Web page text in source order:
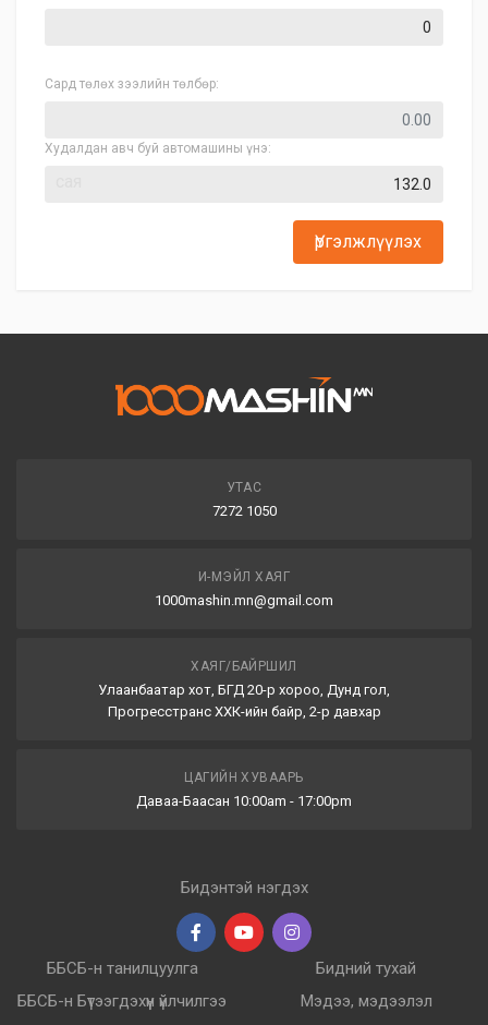
Сард төлөх зээлийн төлбөр:
Худалдан авч буй автомашины үнэ:
Үргэлжлүүлэх
УТАС
7272 1050
И-МЭЙЛ ХАЯГ
1000mashin.mn@gmail.com
ХАЯГ/БАЙРШИЛ
Улаанбаатар хот, БГД 20-р хороо, Дунд гол,
Прогресстранс ХХК-ийн байр, 2-р давхар
ЦАГИЙН ХУВААРЬ
Даваа-Баасан 10:00am - 17:00pm
Бидэнтэй нэгдэх
ББСБ-н танилцуулга
ББСБ-н Бүтээгдэхүүн үйлчилгээ
Бидний тухай
Мэдээ, мэдээлэл